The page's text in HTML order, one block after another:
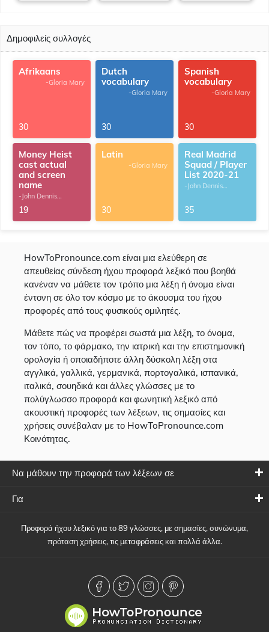
Δημοφιλείς συλλογές
Afrikaans
-Gloria Mary
30
Dutch
vocabulary
-Gloria Mary
30
Spanish
vocabulary
-Gloria Mary
30
Money Heist
cast actual
and screen
name
-John Dennis
19
Latin
-Gloria Mary
30
Real Madrid
Squad / Player
List 2020-21
-John Dennis
35
HowToPronounce.com είναι μια ελεύθερη σε
απευθείας σύνδεση ήχου προφορά λεξικό που βοηθά
κανέναν να μάθετε τον τρόπο μια λέξη ή όνομα είναι
έντονη σε όλο τον κόσμο με το άκουσμα του ήχου
προφορές από τους φυσικούς ομιλητές.
Μάθετε πώς να προφέρει σωστά μια λέξη, το όνομα,
τον τόπο, το φάρμακο, την ιατρική και την επιστημονική
ορολογία ή οποιαδήποτε άλλη δύσκολη λέξη στα
αγγλικά, γαλλικά, γερμανικά, πορτογαλικά, ισπανικά,
ιταλικά, σουηδικά και άλλες γλώσσες με το
πολύγλωσσο προφορά και φωνητική λεξικό από
ακουστική προφορές των λέξεων, τις σημασίες και
χρήσεις συνέβαλαν με το HowToPronounce.com
Κοινότητας.
Να μάθουν την προφορά των λέξεων σε
Για
Προφορά ήχου λεξικό για το 89 γλώσσες, με σημασίες, συνώνυμα,
πρόταση χρήσεις, τις μεταφράσεις και πολλά άλλα.